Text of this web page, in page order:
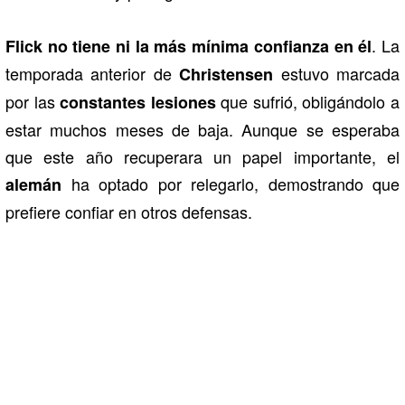
Flick no tiene ni la más mínima confianza en él. La
temporada anterior deChristensen estuvo marcada
por lasconstantes lesionesque sufrió, obligándolo a
estar muchos meses de baja. Aunque se esperaba
que este año recuperara un papel importante, el
alemán ha optado por relegarlo, demostrando que
prefiere confiar en otros defensas.